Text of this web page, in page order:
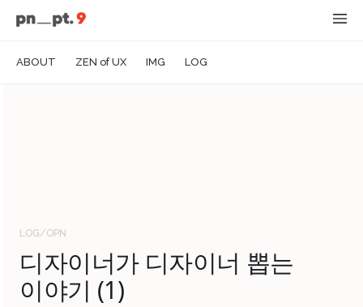
ABOUT ZEN of UX IMG LOG
LOG/OPN
디자이너가 디자이너 뽑는
이야기 (1)